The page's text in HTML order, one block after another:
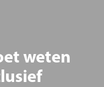
weten